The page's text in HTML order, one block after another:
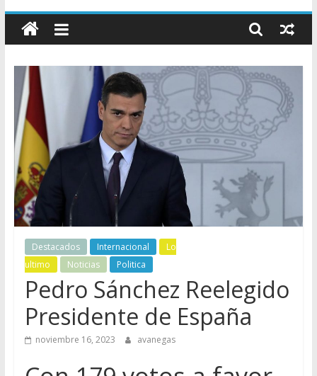
Destacados Internacional
Lo
ultimo
Noticias Politica
Pedro Sánchez Reelegido
Presidente de España
noviembre 16, 2023 avanegas